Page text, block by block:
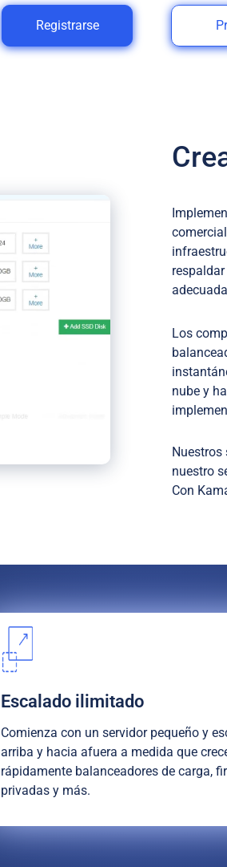
Registrarse
Los
nube y
Nuestros
nuestro
Con
Escalado ilimitado
Comienza con un servidor pequeño y
arriba y hacia afuera a medida que
rápidamente balanceadores de carga,
privadas y más.